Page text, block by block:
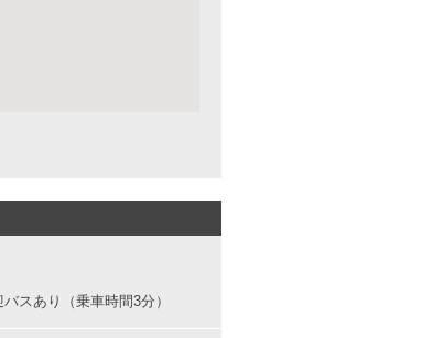
スあり（乗車時間3分）